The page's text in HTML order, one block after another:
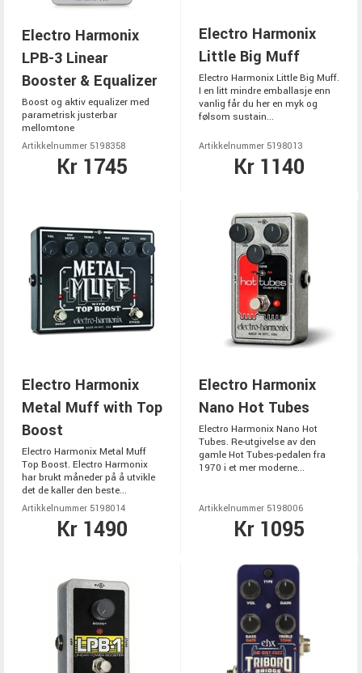
Electro Harmonix
LPB-3 Linear
Booster & Equalizer
Boost og aktiv equalizer med
parametrisk justerbar
mellomtone
Artikkelnummer 5198358
Kr 1745
Electro Harmonix
Little Big Muff
Electro Harmonix Little Big Muff.
I en litt mindre emballasje enn
vanlig får du her en myk og
følsom sustain...
Artikkelnummer 5198013
Kr 1140
Electro Harmonix
Metal Muff with Top
Boost
Electro Harmonix Metal Muff
Top Boost. Electro Harmonix
har brukt måneder på å utvikle
det de kaller den beste...
Artikkelnummer 5198014
Kr 1490
Electro Harmonix
Nano Hot Tubes
Electro Harmonix Nano Hot
Tubes. Re-utgivelse av den
gamle Hot Tubes-pedalen fra
1970 i et mer moderne...
Artikkelnummer 5198006
Kr 1095